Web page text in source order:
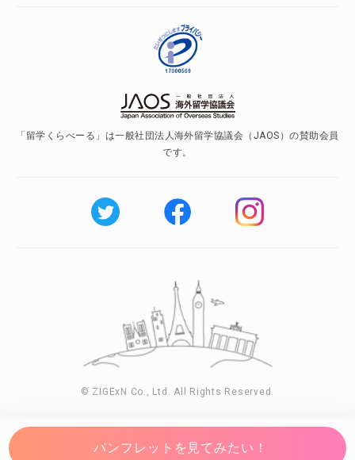
パンフレットを見てみたい！
「留学くらべーる」は一般社団法人海外留学協議会（JAOS）の賛助会員
です。
© ZIGExN Co., Ltd. All Rights Reserved.